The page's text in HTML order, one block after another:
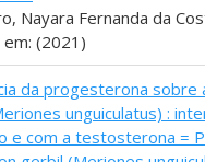
Nayara Fernanda da
em: (2021)
da progesterona sobre
unguiculatus) :
e com a testosterona =